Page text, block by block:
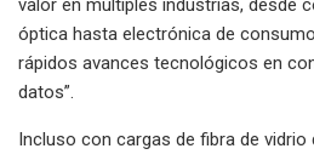
valor en múltiples industrias, desde
óptica hasta electrónica de
rápidos avances tecnológicos en
datos”.
Incluso con cargas de fibra de vidrio